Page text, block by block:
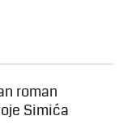
roman
Simića